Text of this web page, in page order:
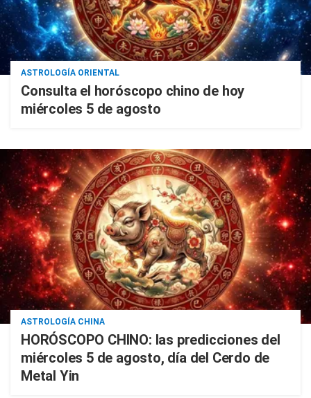
ASTROLOGÍA ORIENTAL
Consulta el horóscopo chino de hoy
miércoles 5 de agosto
ASTROLOGÍA CHINA
HORÓSCOPO CHINO: las predicciones del
miércoles 5 de agosto, día del Cerdo de
Metal Yin